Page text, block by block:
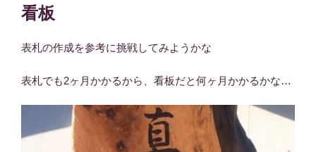
稿
日:
看板
表札の作成を参考に挑戦してみようかな
表札でも2ヶ月かかるから、看板だと何ヶ月かかるかな…